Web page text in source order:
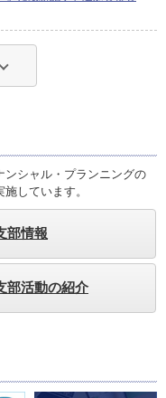
ンシャル・プランニングの
しています。
部情報
部活動の紹介